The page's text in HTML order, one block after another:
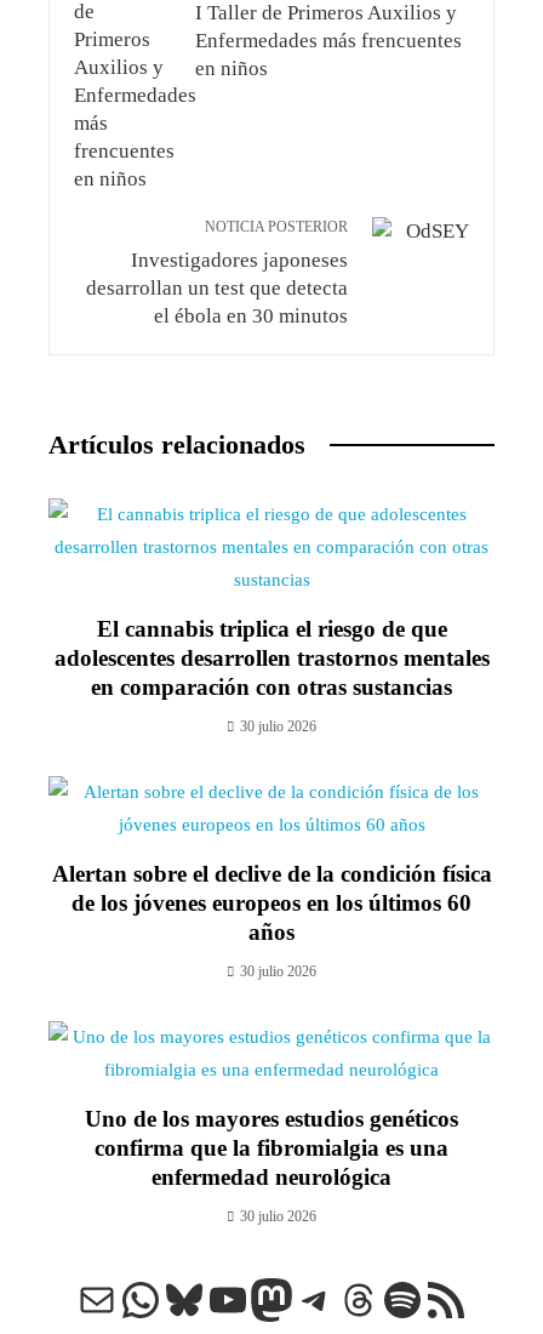
I Taller de Primeros Auxilios y
Enfermedades más frencuentes
en niños
NOTICIA POSTERIOR
Investigadores japoneses
desarrollan un test que detecta
el ébola en 30 minutos
Artículos relacionados
El cannabis triplica el riesgo de que
adolescentes desarrollen trastornos mentales
en comparación con otras sustancias
30 julio 2026
Alertan sobre el declive de la condición física
de los jóvenes europeos en los últimos 60
años
30 julio 2026
Uno de los mayores estudios genéticos
confirma que la fibromialgia es una
enfermedad neurológica
30 julio 2026
Correo electrónico
WhatsApp
Bluesky
YouTube
Mastodon
Telegram
Threads
Spotify
Feed RSS